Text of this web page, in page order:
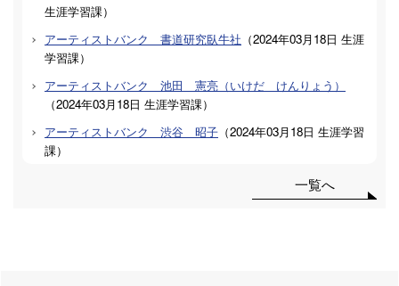
生涯学習課）
アーティストバンク 書道研究臥牛社 （2024年03月18日 生涯
学習課）
アーティストバンク 池田 憲亮（いけだ けんりょう）
（2024年03月18日 生涯学習課）
アーティストバンク 渋谷 昭子 （2024年03月18日 生涯学習
課）
一覧へ